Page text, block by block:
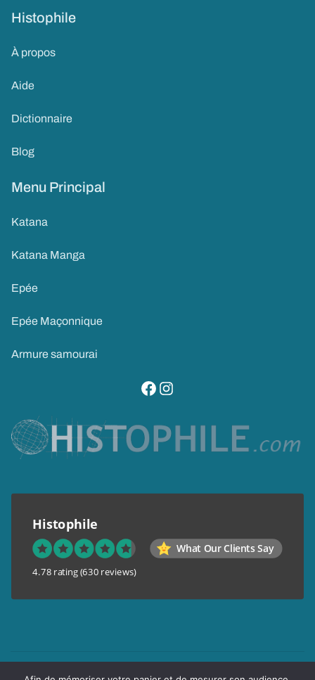
Histophile
À propos
Aide
Dictionnaire
Blog
Menu Principal
Katana
Katana Manga
Epée
Epée Maçonnique
Armure samourai
visitez notre page facebook
suivez notre compte instagram
Histophile
What Our Clients Say
4.78 rating (630 reviews)